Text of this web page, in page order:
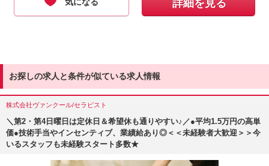
詳細を見る
お探しの求人と条件が似ている求人情報
株式会社ヴァンクール/セラピスト
＼第2・第4日曜日は定休日＆希望休も通りやすい♪／●平均1.5万円の高単
価●技術手当やインセンティブ、業績給あり◎＜＜未経験者大歓迎＞＞今
いるスタッフも未経験スタート多数★